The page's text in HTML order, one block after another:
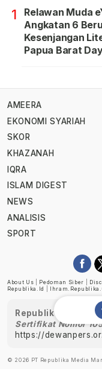
1
Relawan Muda
Angkatan 6
Kesenjangan
Papua Barat
AMEERA
EKONOMI SYARIAH
SKOR
KHAZANAH
IQRA
ISLAM DIGEST
NEWS
ANALISIS
SPORT
About Us Pedoman Siber
Republika.id
Republika telah
Sertifikat Nomor
https://
© 2026 PT Republika Media